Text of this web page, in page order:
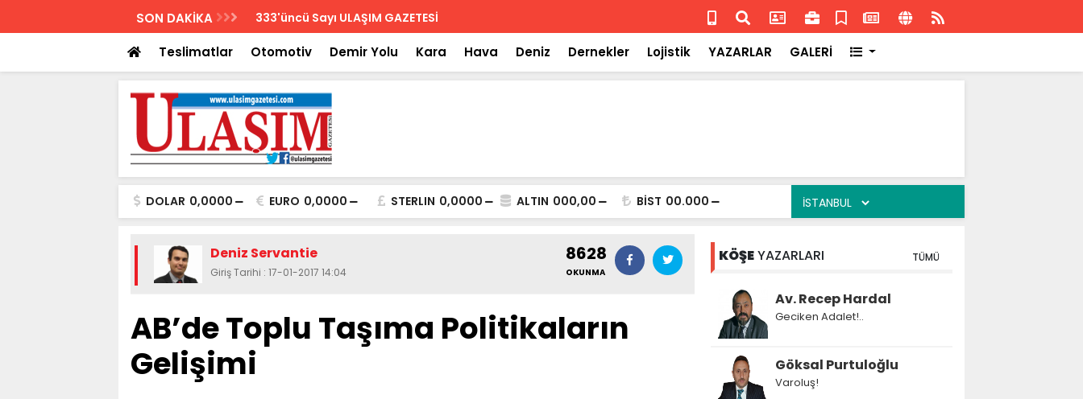
SON DAKİKA Biletler 12 saatte iade Isuzu'nun Fransa'daki başarısı
Teslimatlar Otomotiv Demir Yolu Kara Hava Deniz Dernekler Lojistik YAZARLAR GALERİ
DOLAR 0,0000 EURO 0,0000 STERLIN 0,0000 ALTIN 000,00 BİST 00.000
Deniz Servantie
Giriş Tarihi : 17-01-2017 14:04
8628
OKUNMA
AB’de Toplu Taşıma Politikaların
Gelişimi
KÖŞEYAZARLARI TÜMÜ
Av. Recep Hardal
Geciken Adalet!..
Göksal Purtuloğlu
Varoluş!